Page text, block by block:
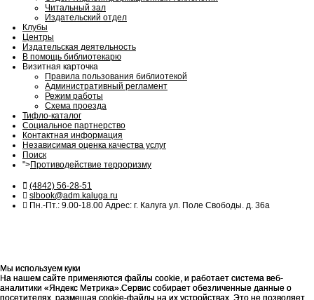
Мы используем куки
На нашем сайте применяются файлы cookie, и работает система веб-
аналитики «Яндекс Метрика».Сервис собирает обезличенные данные о
посетителях, размещая cookie-файлы на их устройствах. Это не позволяет
Читальный зал
Издательский отдел
Клубы
Центры
Издательская деятельность
В помощь библиотекарю
Визитная карточка
Правила пользования библиотекой
Административный регламент
Режим работы
Схема проезда
Тифло-каталог
Социальное партнерство
Контактная информация
Независимая оценка качества услуг
Поиск
">Противодействие терроризму
(4842) 56-28-51
slbook@adm.kaluga.ru
Пн.-Пт.: 9.00-18.00 Адрес: г. Калуга ул. Поле Свободы. д. 36а
Мы используем куки
На нашем сайте применяются файлы cookie, и работает система веб-
аналитики «Яндекс Метрика».Сервис собирает обезличенные данные о
посетителях, размещая cookie-файлы на их устройствах. Это не позволяет